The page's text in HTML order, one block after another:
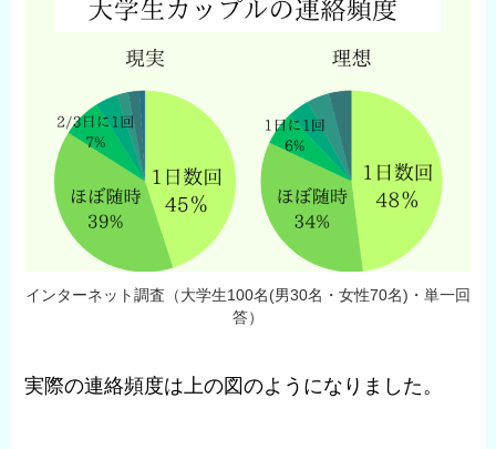
インターネット調査（大学生100名(男30名・女性70名)・単一回
答）
実際の連絡頻度は上の図のようになりました。